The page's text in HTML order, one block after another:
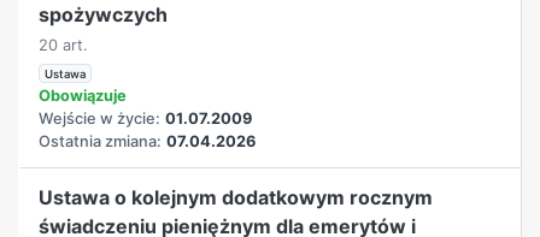
spożywczych
20 art.
Ustawa
Obowiązuje
Wejście w życie: 01.07.2009
Ostatnia zmiana: 07.04.2026
Ustawa o kolejnym dodatkowym rocznym
świadczeniu pieniężnym dla emerytów i